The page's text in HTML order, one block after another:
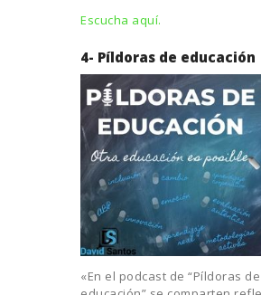
Escucha aquí.
4- Píldoras de educación
«En el podcast de “Píldoras de